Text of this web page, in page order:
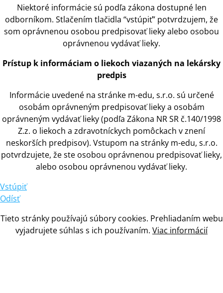
Niektoré informácie sú podľa zákona dostupné len
odborníkom. Stlačením tlačidla “vstúpiť” potvrdzujem, že
som oprávnenou osobou predpisovať lieky alebo osobou
oprávnenou vydávať lieky.
Prístup k informáciam o liekoch viazaných na lekársky
predpis
Informácie uvedené na stránke m-edu, s.r.o. sú určené
osobám oprávneným predpisovať liekya osobám
oprávneným vydávať lieky (podľa Zákona NR SR č.140/1998
Z.z. o liekoch a zdravotníckych pomôckach vznení
neskorších predpisov). Vstupom na stránky m-edu, s.r.o.
potvrdzujete, že ste osobou oprávnenou predpisovať lieky,
alebo osobou oprávnenou vydávať lieky.
Vstúpiť
Odísť
Tieto stránky používajú súbory cookies. Prehliadaním webu
vyjadrujete súhlas s ich používaním. Viac informácií